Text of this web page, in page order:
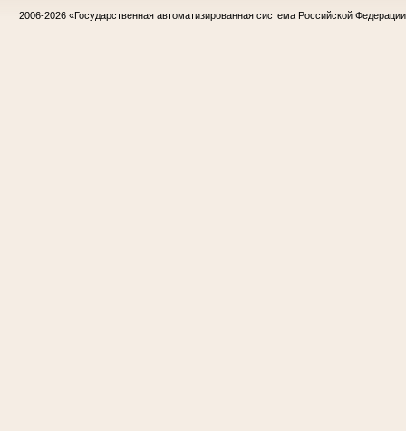
2006-2026 «Государственная автоматизированная система Российской